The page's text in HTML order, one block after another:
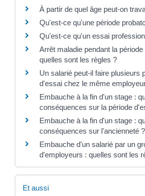
À partir de quel âge peut-on
Qu'est-ce qu'une période
Qu'est-ce qu'un essai
Arrêt maladie pendant la
quelles sont les règles ?
Un salarié peut-il faire plusieurs
d'essai chez le même
Embauche à la fin d'un stage :
conséquences sur la période
Embauche à la fin d'un stage :
conséquences sur l'ancienneté ?
Embauche d'un salarié par un
d'employeurs : quelles sont les
Et aussi